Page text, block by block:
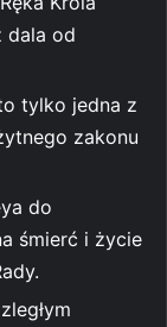
dala od
tylko jedna z
zakonu
do
śmierć i życie